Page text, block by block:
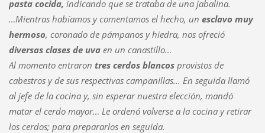
pasta cocida, indicando que se trataba de una jabalina.
…Mientras habíamos y comentamos el hecho, un esclavo muy
hermoso, coronado de pámpanos y hiedra, nos ofreció
diversas clases de uvaen un canastillo…
Al momento entraron tres cerdos blancos provistos de
cabestros y de sus respectivas campanillas... En seguida llamó
al jefe de la cocina y, sin esperar nuestra elección, mandó
matar el cerdo mayor… Le ordenó volverse a la cocina y retirar
los cerdos; para prepararlos en seguida.